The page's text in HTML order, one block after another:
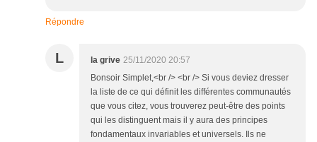
Répondre
L la grive 25/11/2020 20:57
Bonsoir Simplet,<br /> <br /> Si vous deviez dresser
la liste de ce qui définit les différentes communautés
que vous citez, vous trouverez peut-être des points
qui les distinguent mais il y aura des principes
fondamentaux invariables et universels. Ils ne